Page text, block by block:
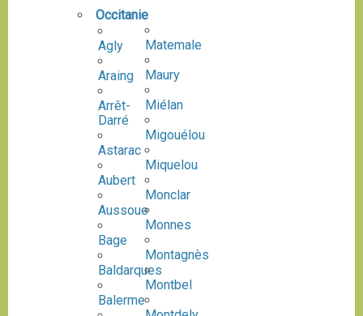
Occitanie
Agly
Araing
Arrêt-
Darré
Astarac
Aubert
Aussoue
Bage
Baldarques
Balerme
Matemale
Maury
Miélan
Migouélou
Miquelou
Monclar
Monnes
Montagnès
Montbel